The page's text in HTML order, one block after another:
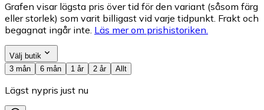
Grafen visar lägsta pris över tid för den variant (såsom färg
eller storlek) som varit billigast vid varje tidpunkt. Frakt och
begagnat ingår inte. Läs mer om prishistoriken.
Välj butik
3 mån
6 mån 1 år 2 år Allt
Lägst nypris just nu